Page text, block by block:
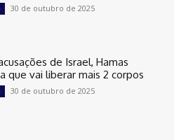
30 de outubro de 2025
de Israel, Hamas
que vai liberar mais 2 corpos
30 de outubro de 2025